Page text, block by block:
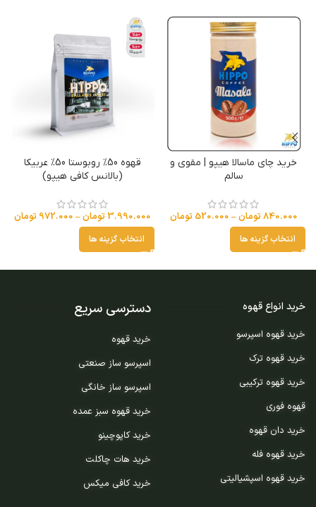
خرید چای ماسالا هیپو | مقوی و
سالم
840.000تومان–
520.000 تومان
انتخاب گزینه ها
قهوه 50% روبوستا 50% عربیکا
(بالانس کافی هیپو)
3.990.000 تومان–
972.000 تومان
انتخاب گزینه ها
خرید انواع قهوه
خرید قهوه اسپرسو
خرید قهوه ترک
خرید قهوه ترکیبی
قهوه فوری
خرید دان قهوه
خرید قهوه فله
خرید قهوه اسپشیالیتی
دسترسی سریع
خرید قهوه
اسپرسو ساز صنعتی
اسپرسو ساز خانگی
خرید قهوه سبز عمده
خرید کاپوچینو
خرید هات چاکلت
خرید کافی میکس